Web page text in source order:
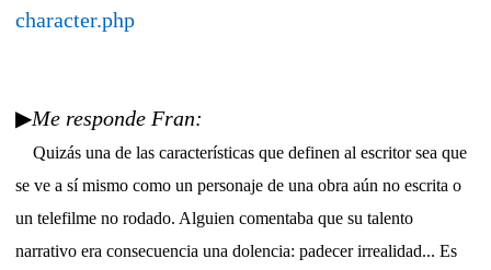
character.php
▶Me responde Fran:
Quizás una de las características que definen al escritor sea que
se ve a sí mismo como un personaje de una obra aún no escrita o
un telefilme no rodado. Alguien comentaba que su talento
narrativo era consecuencia una dolencia: padecer irrealidad... Es